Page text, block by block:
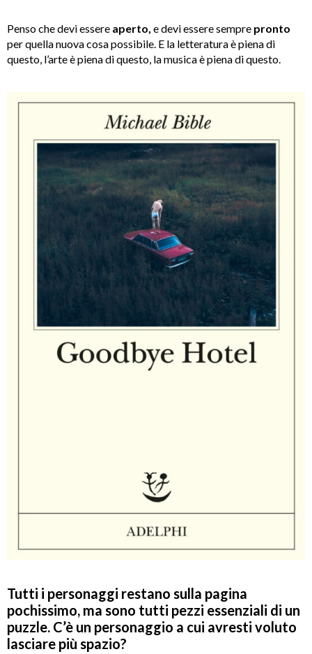
Penso che devi essere aperto, e devi essere sempre pronto
per quella nuova cosa possibile. E la letteratura è piena di
questo, l’arte è piena di questo, la musica è piena di questo.
Tutti i personaggi restano sulla pagina
pochissimo, ma sono tutti pezzi essenziali di un
puzzle. C’è un personaggio a cui avresti voluto
lasciare più spazio?